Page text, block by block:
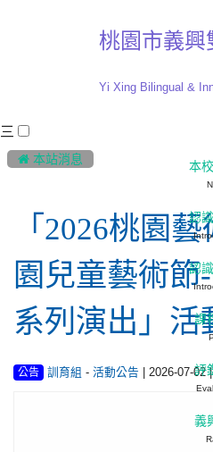
:::
 本站消息
「2026桃園
園兒童藝術節
系列演出」活
公告 訓育組 - 活動公告 | 2026-07-02
桃園市義興
Yi Xing Bilingual &
三
本
認
認
課
評
義